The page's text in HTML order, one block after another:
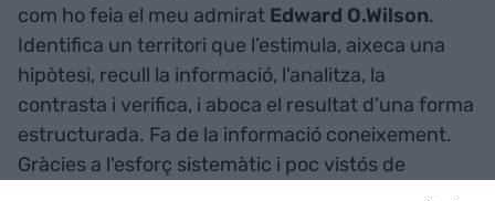
com ho feia el meu admirat Edward O.Wilson.
Identifica un territori que l’estimula, aixeca una
hipòtesi, recull la informació, l'analitza, la
contrasta i verifica, i aboca el resultat d’una forma
estructurada. Fa de la informació coneixement.
Gràcies a l'esforç sistemàtic i poc vistós de